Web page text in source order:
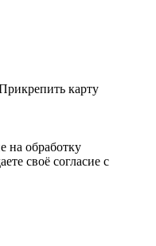
карту
на обработку
своё согласие с